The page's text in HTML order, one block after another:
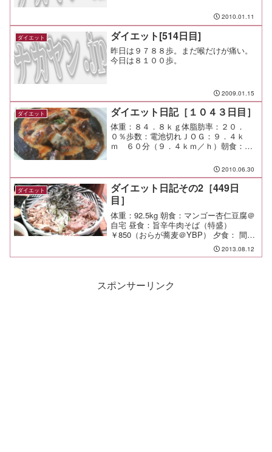
ｒｅＣｕｃｉｎａ横浜ベイサイドマリー
ナ）￥２０００くらい？夕食：水間食：
メモ：ランチの店はダメだな...
2010.01.11
ダイエット ダイエット[514日目]
昨日は９７８８歩。まだ喉だけが痛い。
今日は８１００歩。
2009.01.15
ダイエット ダイエット日記［１０４３日目］
体重：８４．８ｋｇ体脂肪率：２０．
０％歩数：電池切れＪＯＧ：９．４ｋ
ｍ ６０分（９．４ｋｍ／ｈ）朝食：ふ
野）￥１０３０夕食：残り物少々、炭酸
水間食：メモ：一昨日の豚匠のダメージ
が大きすぎたのか、まだ酒が呑...
2010.06.30
ダイエット
ダイエット日記その2［449日
目］
体重：92.5kg 朝食：マンゴー杏仁豆腐＠
自宅 昼食：旨辛牛肉そば（特盛）
￥850（おらが蕎麦＠YBP） 夕食： 間
2013.08.12
スポンサーリンク